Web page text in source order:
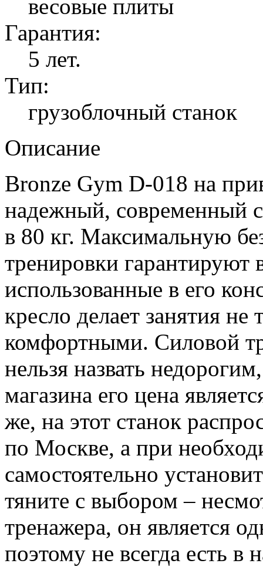
весовые плиты
Гарантия:
5 лет.
Тип:
грузоблочный станок
Описание
Bronze Gym D-018 на
надежный, современный
в 80 кг. Максимальную
тренировки гарантируют
использованные в его
кресло делает занятия
комфортными. Силовой
нельзя назвать
магазина его цена
же, на этот станок
по Москве, а при
самостоятельно
тяните с выбором –
тренажера, он является
поэтому не всегда есть в